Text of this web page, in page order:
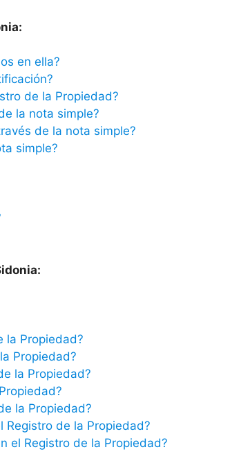
en ella?
de la Propiedad?
la nota simple?
de la nota simple?
simple?
la Propiedad?
Propiedad?
la Propiedad?
la Propiedad?
Registro de la Propiedad?
el Registro de la Propiedad?